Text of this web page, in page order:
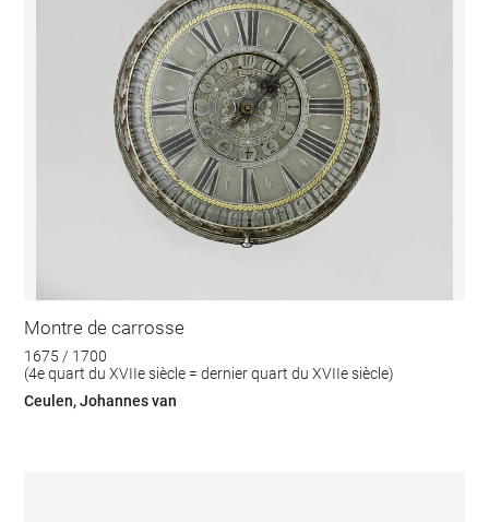
Montre de carrosse
1675 / 1700
(4e quart du XVIIe siècle = dernier quart du XVIIe siècle)
Ceulen, Johannes van